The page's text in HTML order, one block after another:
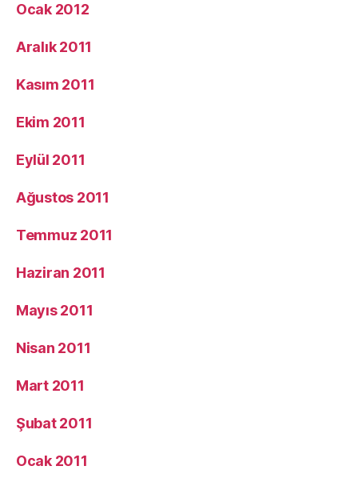
Ocak 2012
Aralık 2011
Kasım 2011
Ekim 2011
Eylül 2011
Ağustos 2011
Temmuz 2011
Haziran 2011
Mayıs 2011
Nisan 2011
Mart 2011
Şubat 2011
Ocak 2011